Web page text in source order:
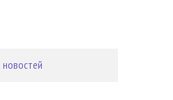
новостей